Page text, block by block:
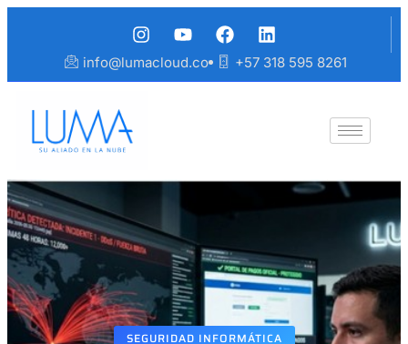
info@lumacloud.co +57 318 595 8261
SEGURIDAD INFORMÁTICA